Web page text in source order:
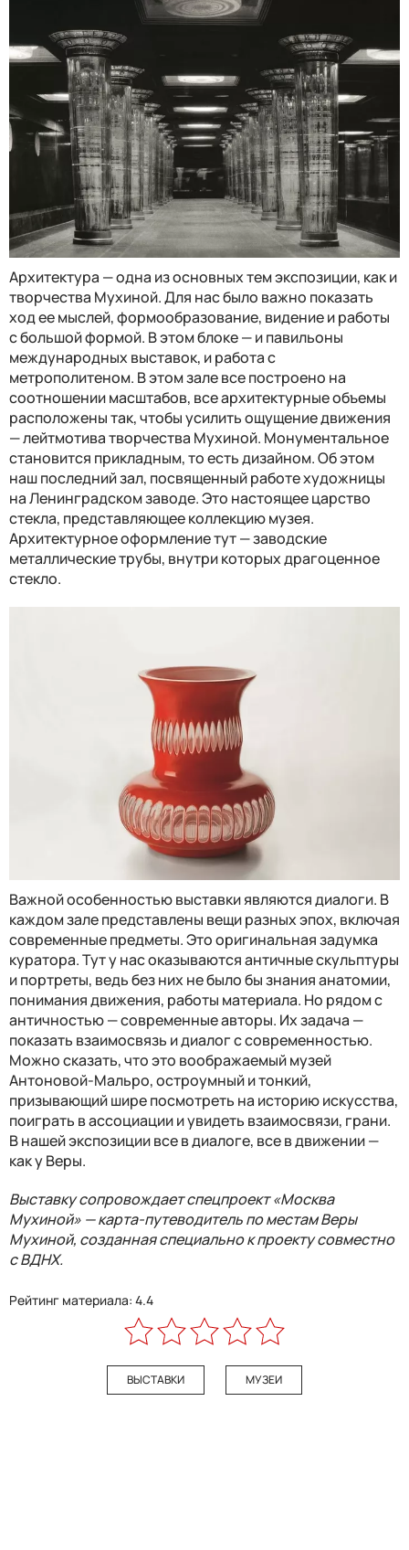
Архитектура — одна из основных тем экспозиции, как и
творчества Мухиной. Для нас было важно показать
ход ее мыслей, формообразование, видение и работы
с большой формой. В этом блоке — и павильоны
международных выставок, и работа с
метрополитеном. В этом зале все построено на
соотношении масштабов, все архитектурные объемы
расположены так, чтобы усилить ощущение движения
— лейтмотива творчества Мухиной. Монументальное
становится прикладным, то есть дизайном. Об этом
наш последний зал, посвященный работе художницы
на Ленинградском заводе. Это настоящее царство
стекла, представляющее коллекцию музея.
Архитектурное оформление тут — заводские
металлические трубы, внутри которых драгоценное
стекло.
Важной особенностью выставки являются диалоги. В
каждом зале представлены вещи разных эпох, включая
современные предметы. Это оригинальная задумка
куратора. Тут у нас оказываются античные скульптуры
и портреты, ведь без них не было бы знания анатомии,
понимания движения, работы материала. Но рядом с
античностью — современные авторы. Их задача —
показать взаимосвязь и диалог с современностью.
Можно сказать, что это воображаемый музей
Антоновой-Мальро, остроумный и тонкий,
призывающий шире посмотреть на историю искусства,
поиграть в ассоциации и увидеть взаимосвязи, грани.
В нашей экспозиции все в диалоге, все в движении —
как у Веры.
Выставку сопровождает спецпроект «Москва
Мухиной» — карта-путеводитель по местам Веры
Мухиной, созданная специально к проекту совместно
с ВДНХ.
Рейтинг материала: 4.4
ВЫСТАВКИ МУЗЕИ